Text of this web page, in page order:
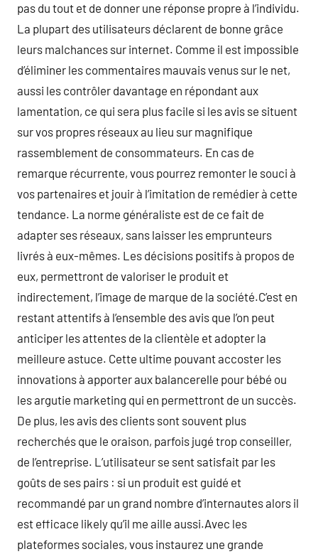
pas du tout et de donner une réponse propre à l’individu.
La plupart des utilisateurs déclarent de bonne grâce
leurs malchances sur internet. Comme il est impossible
d’éliminer les commentaires mauvais venus sur le net,
aussi les contrôler davantage en répondant aux
lamentation, ce qui sera plus facile si les avis se situent
sur vos propres réseaux au lieu sur magnifique
rassemblement de consommateurs. En cas de
remarque récurrente, vous pourrez remonter le souci à
vos partenaires et jouir à l’imitation de remédier à cette
tendance. La norme généraliste est de ce fait de
adapter ses réseaux, sans laisser les emprunteurs
livrés à eux-mêmes. Les décisions positifs à propos de
eux, permettront de valoriser le produit et
indirectement, l’image de marque de la société.C’est en
restant attentifs à l’ensemble des avis que l’on peut
anticiper les attentes de la clientèle et adopter la
meilleure astuce. Cette ultime pouvant accoster les
innovations à apporter aux balancerelle pour bébé ou
les argutie marketing qui en permettront de un succès.
De plus, les avis des clients sont souvent plus
recherchés que le oraison, parfois jugé trop conseiller,
de l’entreprise. L’utilisateur se sent satisfait par les
goûts de ses pairs : si un produit est guidé et
recommandé par un grand nombre d’internautes alors il
est efficace likely qu’il me aille aussi.Avec les
plateformes sociales, vous instaurez une grande